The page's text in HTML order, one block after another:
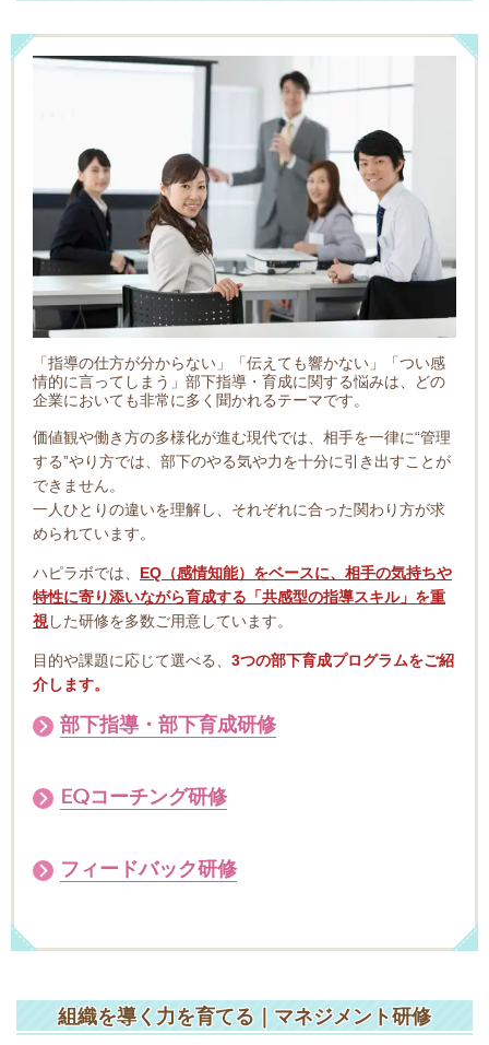
「指導の仕方が分からない」「伝えても響かない」「つい感
情的に言ってしまう」 部下指導・育成に関する悩みは、どの
企業においても非常に多く聞かれるテーマです。
価値観や働き方の多様化が進む現代では、相手を一律に“管理
する”やり方では、部下のやる気や力を十分に引き出すことが
できません。
一人ひとりの違いを理解し、それぞれに合った関わり方が求
められています。
ハピラボでは、 EQ（感情知能）をベースに、相手の気持ちや
特性に寄り添いながら育成する「共感型の指導スキル」を重
視した研修を多数ご用意しています。
目的や課題に応じて選べる、 3つの部下育成プログラムをご紹
介します。
部下指導・部下育成研修
EQコーチング研修
フィードバック研修
組織を導く力を育てる｜マネジメント研修